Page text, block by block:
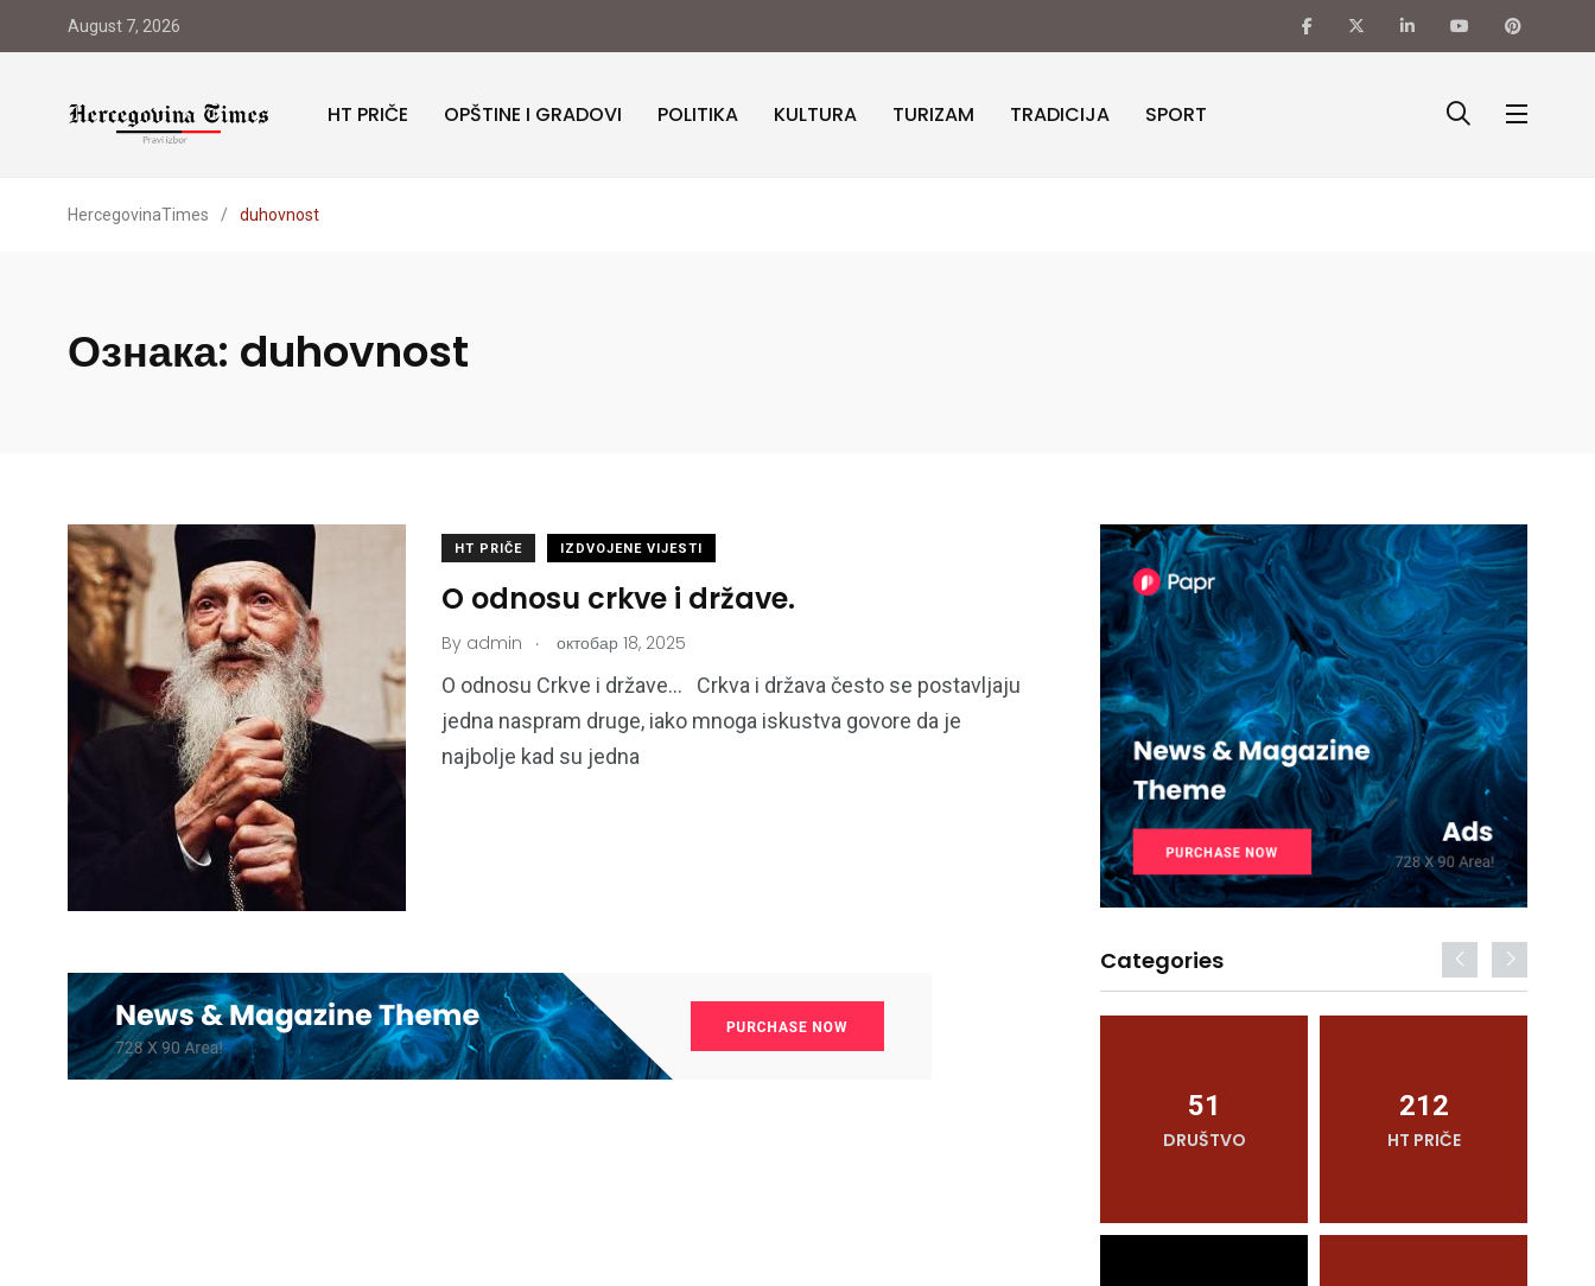
August 7, 2026
HT PRIČE OPŠTINE I GRADOVI POLITIKA KULTURA TURIZAM TRADICIJA SPORT
HercegovinaTimes / duhovnost
Ознака: duhovnost
HT PRIČE IZDVOJENE VIJESTI
O odnosu crkve i države.
By admin . октобар 18, 2025
O odnosu Crkve i države… Crkva i država često se postavljaju
jedna naspram druge, iako mnoga iskustva govore da je
najbolje kad su jedna
Categories
51
DRUŠTVO
212
HT PRIČE